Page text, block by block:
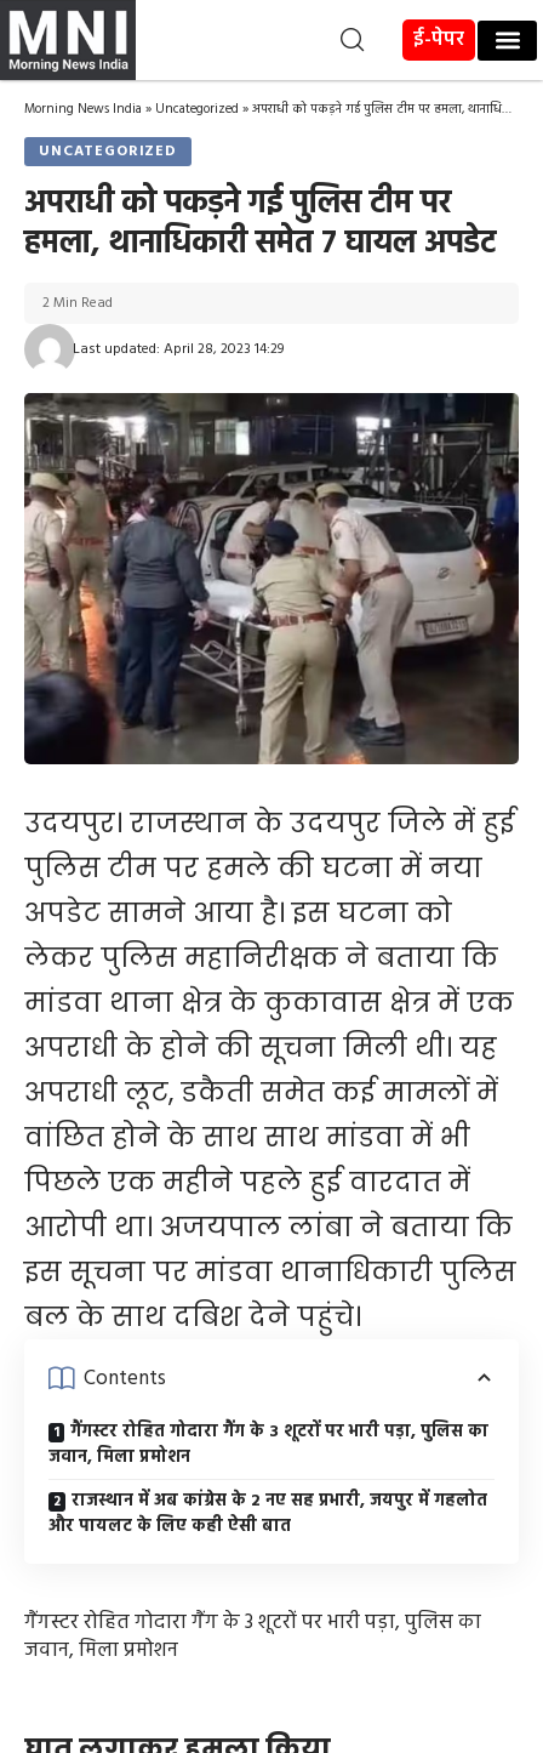
ई-पेपर
Morning News India » Uncategorized »अपराधी को पकड़ने गई पुलिस टीम पर हमला, थानाधिकारी समेत 7 घायल अपडेट
UNCATEGORIZED
अपराधी को पकड़ने गई पुलिस टीम पर
हमला, थानाधिकारी समेत 7 घायल अपडेट
Last updated: April 28, 2023 14:29
2 Min Read
उदयपुर। राजस्थान के उदयपुर जिले में हुई
पुलिस टीम पर हमले की घटना में नया
अपडेट सामने आया है। इस घटना को
लेकर पुलिस महानिरीक्षक ने बताया कि
मांडवा थाना क्षेत्र के कुकावास क्षेत्र में एक
अपराधी के होने की सूचना मिली थी। यह
अपराधी लूट, डकैती समेत कई मामलों में
वांछित होने के साथ साथ मांडवा में भी
पिछले एक महीने पहले हुई वारदात में
आरोपी था। अजयपाल लांबा ने बताया कि
इस सूचना पर मांडवा थानाधिकारी पुलिस
बल के साथ दबिश देने पहुंचे।
Contents
गैंगस्टर रोहित गोदारा गैंग के 3 शूटरों पर भारी पड़ा, पुलिस का
जवान, मिला प्रमोशन
राजस्थान में अब कांग्रेस के 2 नए सह प्रभारी, जयपुर में गहलोत
और पायलट के लिए कही ऐसी बात
गैंगस्टर रोहित गोदारा गैंग के 3 शूटरों पर भारी पड़ा, पुलिस का
जवान, मिला प्रमोशन